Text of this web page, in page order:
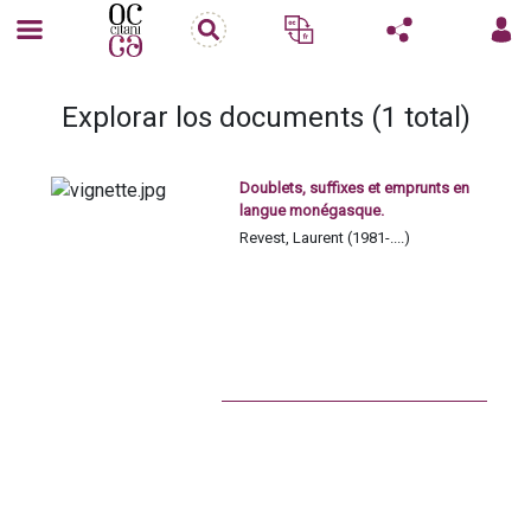
Explorar los documents (1 total)
Doublets, suffixes et emprunts en
langue monégasque.
Revest, Laurent (1981-....)